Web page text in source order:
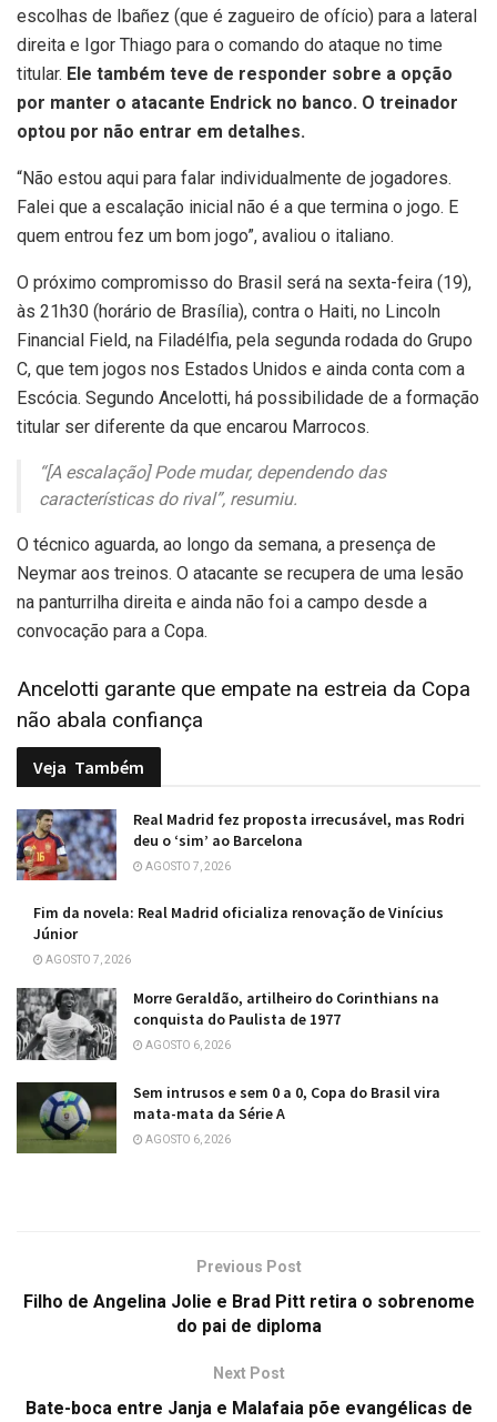
escolhas de Ibañez (que é zagueiro de ofício) para a lateral
direita e Igor Thiago para o comando do ataque no time
titular. Ele também teve de responder sobre a opção
por manter o atacante Endrick no banco. O treinador
optou por não entrar em detalhes.
“Não estou aqui para falar individualmente de jogadores.
Falei que a escalação inicial não é a que termina o jogo. E
quem entrou fez um bom jogo”, avaliou o italiano.
O próximo compromisso do Brasil será na sexta-feira (19),
às 21h30 (horário de Brasília), contra o Haiti, no Lincoln
Financial Field, na Filadélfia, pela segunda rodada do Grupo
C, que tem jogos nos Estados Unidos e ainda conta com a
Escócia. Segundo Ancelotti, há possibilidade de a formação
titular ser diferente da que encarou Marrocos.
“[A escalação] Pode mudar, dependendo das
características do rival”, resumiu.
O técnico aguarda, ao longo da semana, a presença de
Neymar aos treinos. O atacante se recupera de uma lesão
na panturrilha direita e ainda não foi a campo desde a
convocação para a Copa.
Ancelotti garante que empate na estreia da Copa
não abala confiança
Veja Também
Real Madrid fez proposta irrecusável, mas Rodri
deu o ‘sim’ ao Barcelona
AGOSTO 7, 2026
Fim da novela: Real Madrid oficializa renovação de Vinícius
Júnior
AGOSTO 7, 2026
Morre Geraldão, artilheiro do Corinthians na
conquista do Paulista de 1977
AGOSTO 6, 2026
Sem intrusos e sem 0 a 0, Copa do Brasil vira
mata-mata da Série A
AGOSTO 6, 2026
Previous Post
Filho de Angelina Jolie e Brad Pitt retira o sobrenome
do pai de diploma
Next Post
Bate-boca entre Janja e Malafaia põe evangélicas de